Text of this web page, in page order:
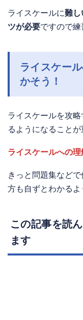
ライスケールに難し
ツが必要ですので練
ライスケー
かそう！
ライスケールを攻
るようになることが
ライスケールへの理
きっと問題集など
方も自ずとわかるよ
この記事を読
ます